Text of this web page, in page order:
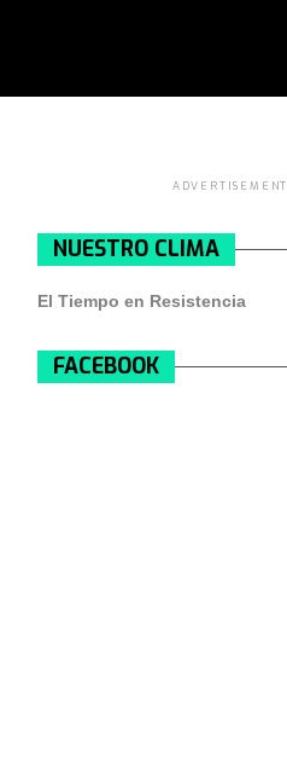
ADVERTISEMENT
NUESTRO CLIMA
El Tiempo en Resistencia
FACEBOOK